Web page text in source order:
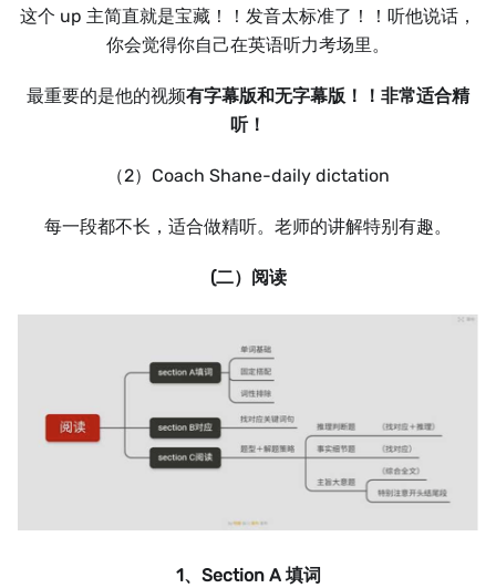
这个 up 主简直就是宝藏！！发音太标准了！！听他说话，
你会觉得你自己在英语听力考场里。
最重要的是他的视频有字幕版和无字幕版！！非常适合精
听！
（2）Coach Shane-daily dictation
每一段都不长，适合做精听。老师的讲解特别有趣。
(二）阅读
1、Section A 填词